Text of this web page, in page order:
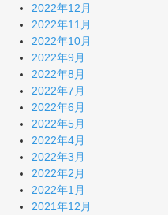
2022年12月
2022年11月
2022年10月
2022年9月
2022年8月
2022年7月
2022年6月
2022年5月
2022年4月
2022年3月
2022年2月
2022年1月
2021年12月